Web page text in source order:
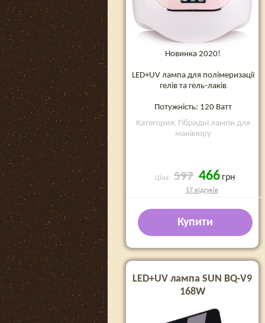
Новинка 2020!
LED+UV лампа для полімеризації
гелів та гель-лаків
Потужність: 120 Ватт
Категория: Гібридні лампи для
манікюру
Ціна: 597 466 грн
17 відгуків
Купити
LED+UV лампа SUN BQ-V9
168W